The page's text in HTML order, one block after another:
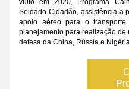
vulto em 2020, Programa
Soldado Cidadão, assistência a
apoio aéreo para o
planejamento para realização de
defesa da China, Rússia e